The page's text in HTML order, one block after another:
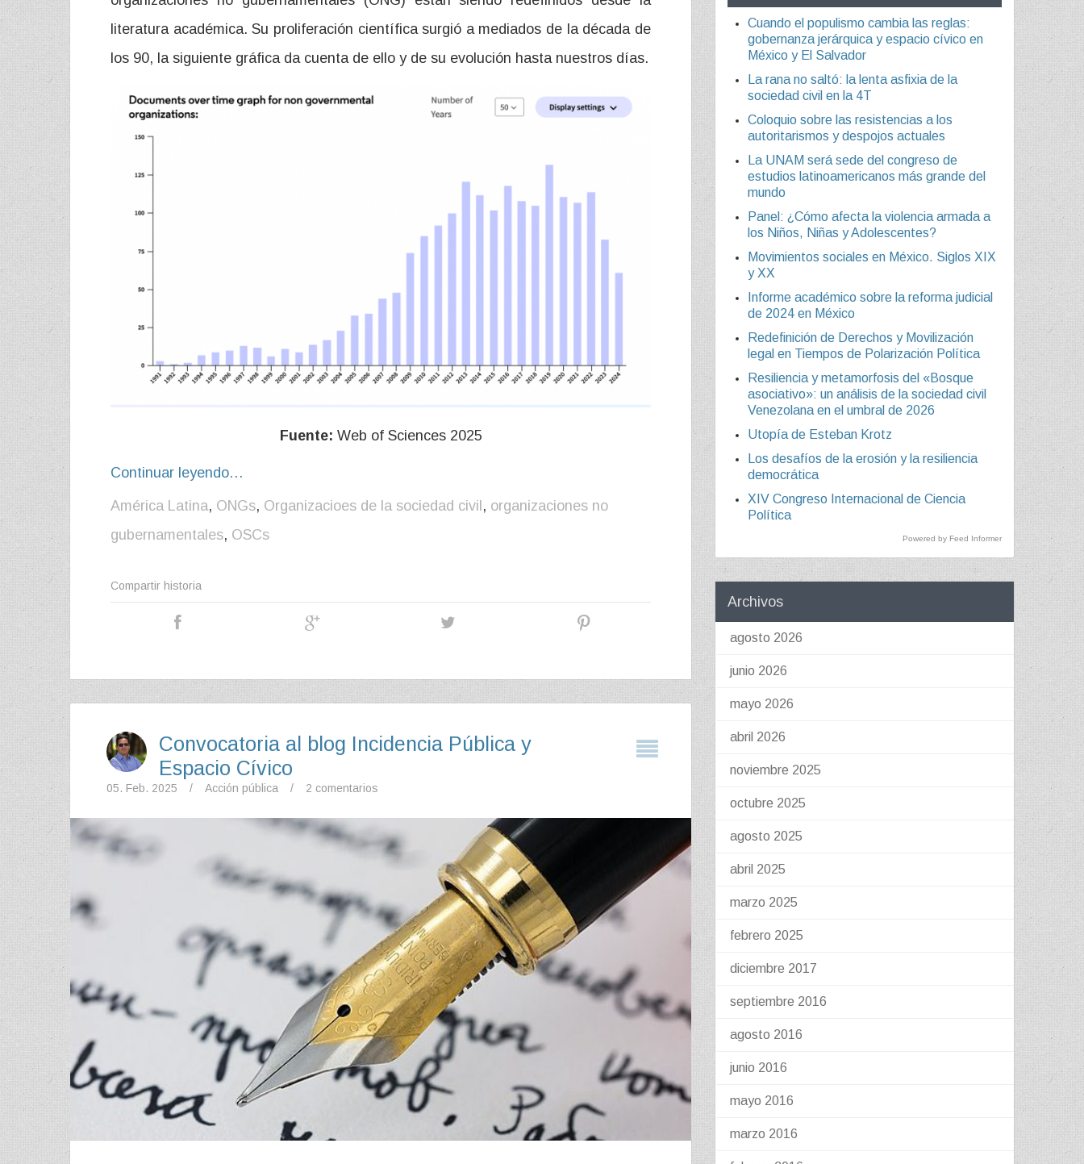
literatura académica. Su proliferación científica surgió a mediados de la década de
los 90, la siguiente gráfica da cuenta de ello y de su evolución hasta nuestros días.
Fuente: Web of Sciences 2025
Continuar leyendo…
América Latina, ONGs, Organizacioes de la sociedad civil , organizaciones no
gubernamentales, OSCs
Compartir historia
Convocatoria al blog Incidencia Pública y
Espacio Cívico
05. Feb. 2025 / Acción pública / 2 comentarios
Cuando el populismo cambia las reglas:
gobernanza jerárquica y espacio cívico en
México y El Salvador
La rana no saltó: la lenta asfixia de la
sociedad civil en la 4T
Coloquio sobre las resistencias a los
autoritarismos y despojos actuales
La UNAM será sede del congreso de
estudios latinoamericanos más grande del
mundo
Panel: ¿Cómo afecta la violencia armada a
los Niños, Niñas y Adolescentes?
Movimientos sociales en México. Siglos XIX
y XX
Informe académico sobre la reforma judicial
de 2024 en México
Redefinición de Derechos y Movilización
legal en Tiempos de Polarización Política
Resiliencia y metamorfosis del «Bosque
asociativo»: un análisis de la sociedad civil
Venezolana en el umbral de 2026
Utopía de Esteban Krotz
Los desafíos de la erosión y la resiliencia
democrática
XIV Congreso Internacional de Ciencia
Política
Powered by Feed Informer
Archivos
agosto 2026
junio 2026
mayo 2026
abril 2026
noviembre 2025
octubre 2025
agosto 2025
abril 2025
marzo 2025
febrero 2025
diciembre 2017
septiembre 2016
agosto 2016
junio 2016
mayo 2016
marzo 2016